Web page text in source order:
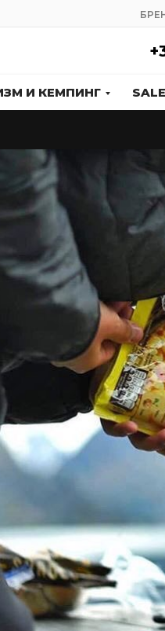
И КЕМПИНГ SALE
АЛЬПИНИЗМ